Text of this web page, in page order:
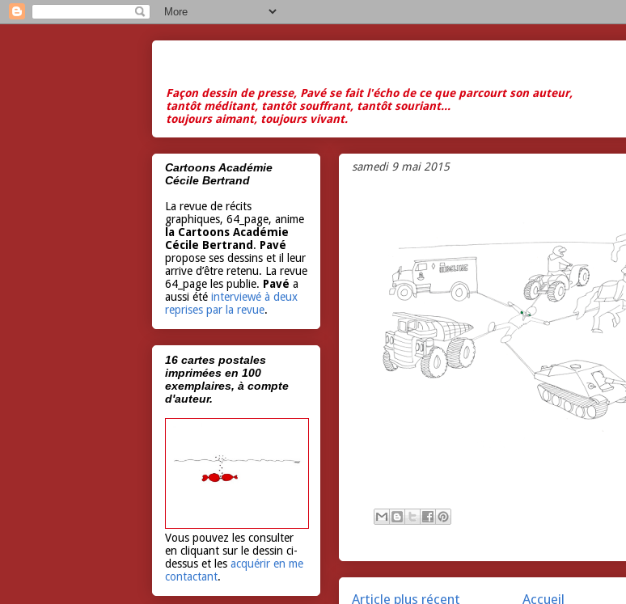
Façon dessin de presse, Pavé se fait l'écho de ce que parcourt son auteur,
tantôt méditant, tantôt souffrant, tantôt souriant...
toujours aimant, toujours vivant.
samedi 9 mai 2015
Article plus récent Accueil
Cartoons Académie
Cécile Bertrand
La revue de récits
graphiques, 64_page, anime
la Cartoons Académie
Cécile Bertrand. Pavé
propose ses dessins et il leur
arrive d’être retenu. La revue
64_page les publie. Pavé a
aussi été interviewé à deux
reprises par la revue.
16 cartes postales
imprimées en 100
exemplaires, à compte
d'auteur.
Vous pouvez les consulter
en cliquant sur le dessin ci-
dessus et les acquérir en me
contactant.